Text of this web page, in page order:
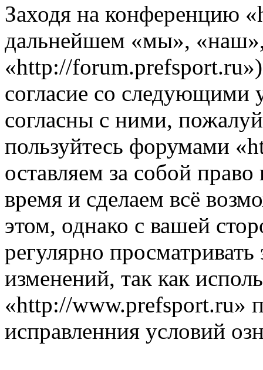
Заходя на конференцию
дальнейшем «мы»,
«http://
согласие со следующими
согласны с ними,
пользуйтесь форумами
оставляем за собой
время и сделаем всё
этом, однако с вашей
регулярно просматривать
изменений, так как
«http://www.prefsport.ru»
исправленния условий